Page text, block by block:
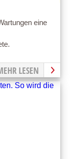
eine
LESEN